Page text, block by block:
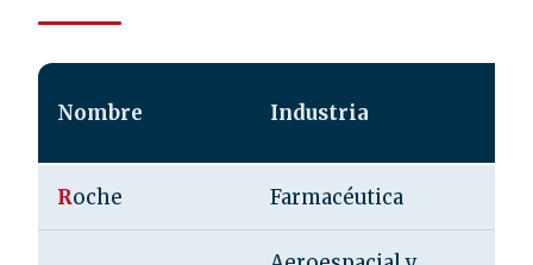
Nombre Industria
Roche Farmacéutica